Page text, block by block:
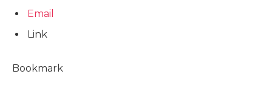
Email
Link
Bookmark